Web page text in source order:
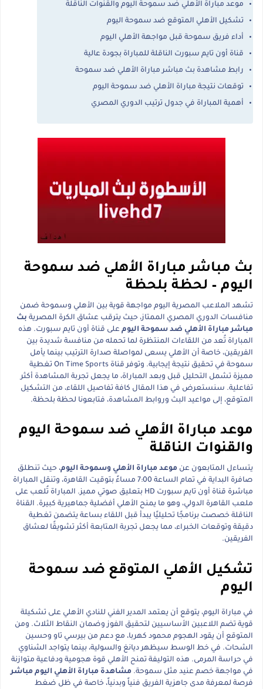
موعد مباراة الأهلي ضد سموحة اليوم والقنوات الناقلة
تشكيل الأهلي المتوقع ضد سموحة اليوم
أداء فريق سموحة قبل مواجهة الأهلي اليوم
قناة أون تايم سبورت الناقلة للمباراة بجودة عالية
رابط مشاهدة بث مباشر مباراة الأهلي ضد سموحة
توقعات نتيجة مباراة الأهلي ضد سموحة اليوم
أهمية المباراة في جدول ترتيب الدوري المصري
بث مباشر مباراة الأهلي ضد سموحة
اليوم – لحظة بلحظة
تشهد الملاعب المصرية اليوم مواجهة قوية بين الأهلي وسموحة ضمن
منافسات الدوري المصري الممتاز، حيث يترقب عشاق الكرة المصرية بث
مباشر مباراة الأهلي ضد سموحة اليوم على قناة أون تايم سبورت. هذه
المباراة تُعد من اللقاءات المنتظرة لما تحمله من منافسة شديدة بين
الفريقين، خاصة أن الأهلي يسعى لمواصلة صدارة الترتيب بينما يأمل
سموحة في تحقيق نتيجة إيجابية. وتوفر قناة On Time Sports تغطية
مميزة تشمل التحليل قبل وبعد المباراة، ما يجعل تجربة المشاهدة أكثر
تفاعلية. سنستعرض في هذا المقال كافة تفاصيل اللقاء، من التشكيل
المتوقع، إلى مواعيد البث وروابط المشاهدة، فتابعونا لحظة بلحظة.
موعد مباراة الأهلي ضد سموحة اليوم
والقنوات الناقلة
يتساءل المتابعون عن موعد مباراة الأهلي وسموحة اليوم، حيث تنطلق
صافرة البداية في تمام الساعة 7:00 مساءً بتوقيت القاهرة، وتنقل المباراة
مباشرة قناة أون تايم سبورت HD بتعليق صوتي مميز. المباراة تُلعب على
ملعب القاهرة الدولي، وهو ما يمنح الأهلي أفضلية جماهيرية كبيرة. القناة
الناقلة خصصت برنامجًا تحليليًا يبدأ قبل اللقاء بساعة يتضمن تغطية
دقيقة وتوقعات الخبراء، مما يجعل تجربة المتابعة أكثر تشويقًا لعشاق
الفريقين.
تشكيل الأهلي المتوقع ضد سموحة
اليوم
في مباراة اليوم، يتوقع أن يعتمد المدير الفني للنادي الأهلي على تشكيلة
قوية تضم اللاعبين الأساسيين لتحقيق الفوز وضمان النقاط الثلاث. ومن
المتوقع أن يقود الهجوم محمود كهربا، مع دعم من بيرسي تاو وحسين
الشحات. في خط الوسط سيظهر ديانغ والسولية، بينما يتواجد الشناوي
في حراسة المرمى. هذه التوليفة تمنح الأهلي قوة هجومية ودفاعية متوازنة
في مواجهة خصم عنيد مثل سموحة. مشاهدة مباراة الأهلي اليوم مباشر
فرصة لمعرفة مدى جاهزية الفريق فنياً وبدنياً، خاصة في ظل ضغط